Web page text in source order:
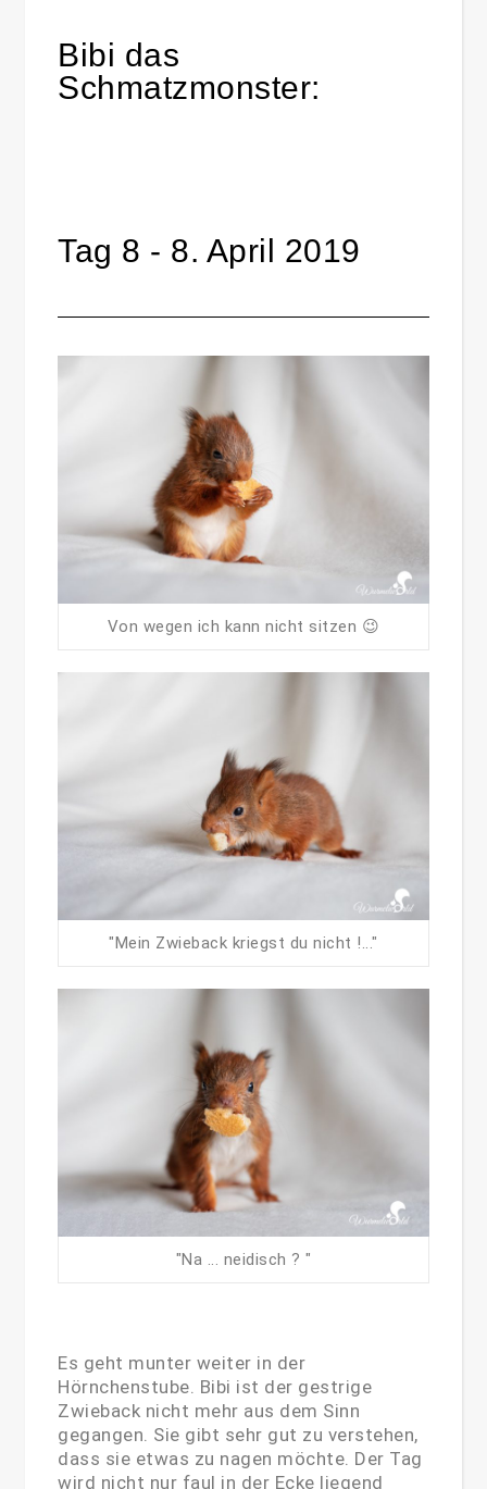
Bibi das
Schmatzmonster:
Tag 8 - 8. April 2019
Von wegen ich kann nicht sitzen 😉
"Mein Zwieback kriegst du nicht !..."
"Na ... neidisch ? "
Es geht munter weiter in der
Hörnchenstube. Bibi ist der gestrige
Zwieback nicht mehr aus dem Sinn
gegangen. Sie gibt sehr gut zu verstehen,
dass sie etwas zu nagen möchte. Der Tag
wird nicht nur faul in der Ecke liegend